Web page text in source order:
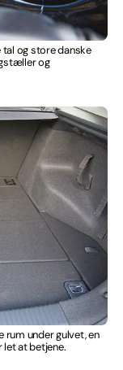
og store danske
og
rum under gulvet, en
let at betjene.